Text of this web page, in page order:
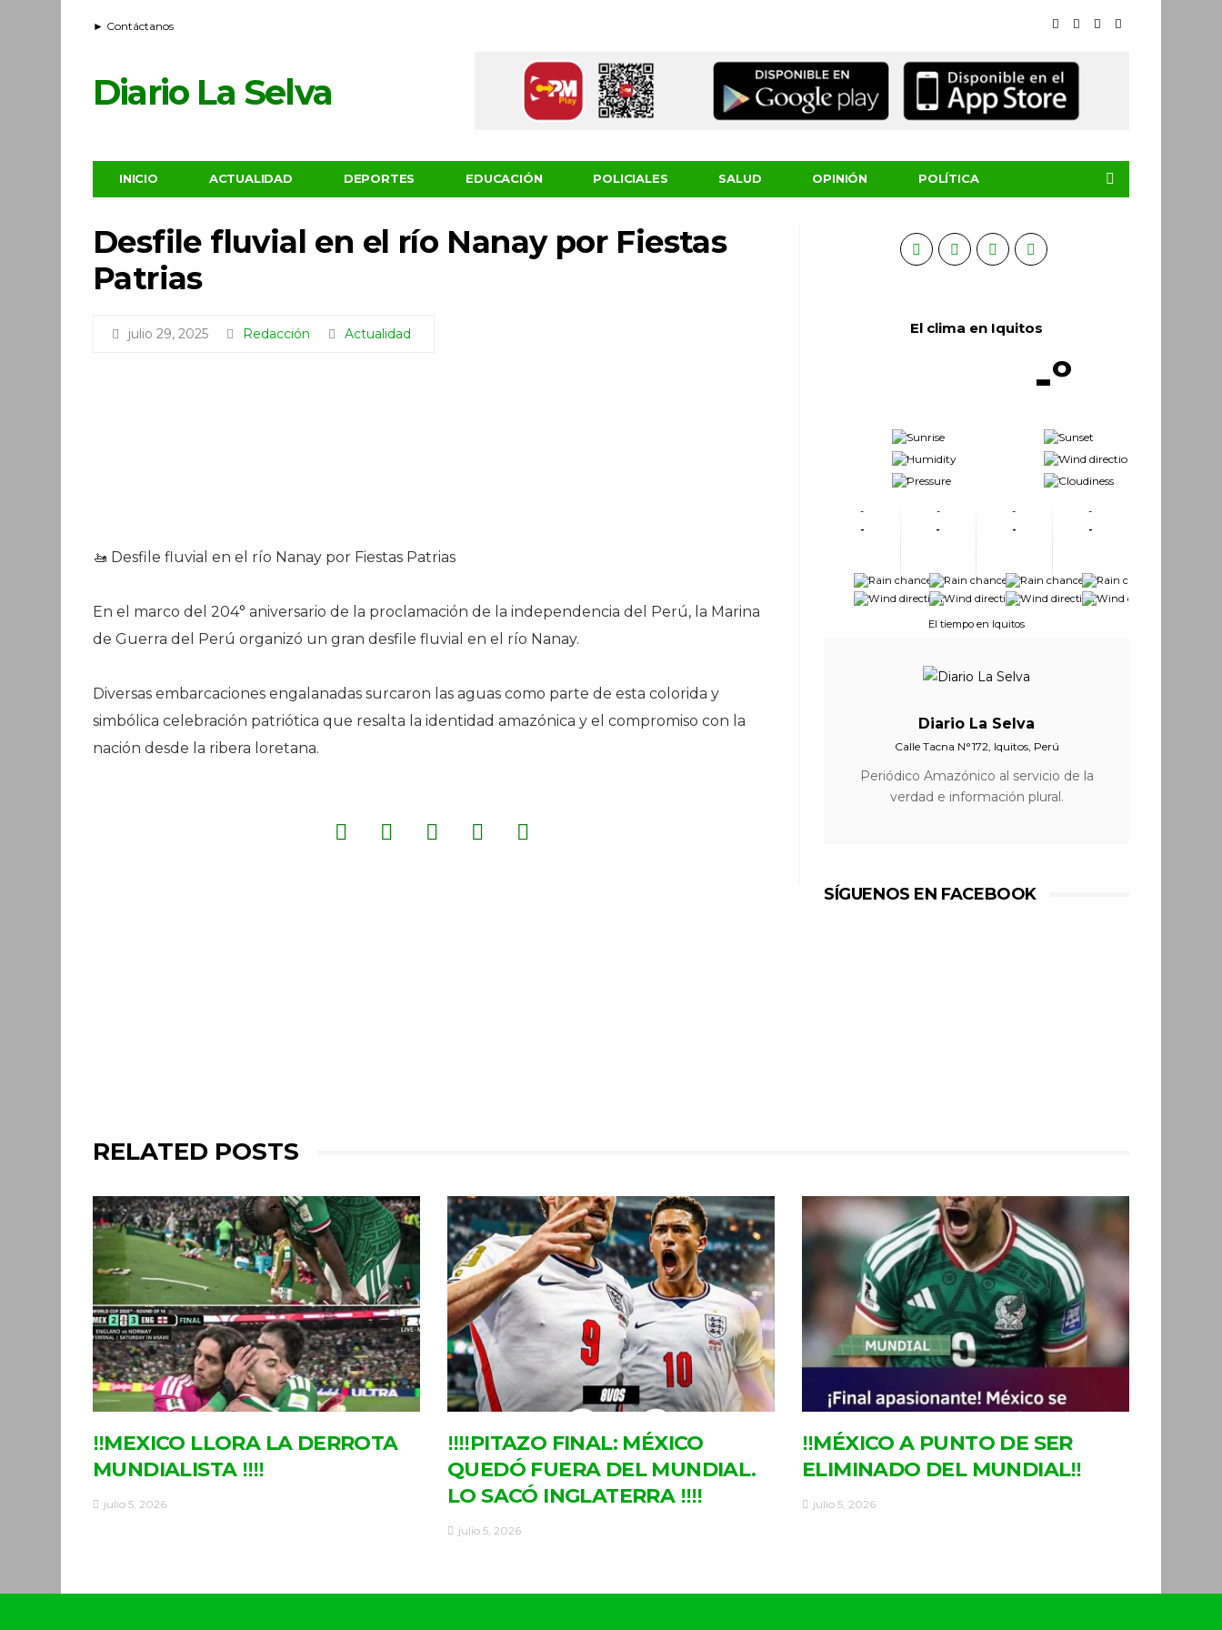
► Contáctanos
Diario La Selva
INICIO ACTUALIDAD DEPORTES EDUCACIÓN POLICIALES SALUD OPINIÓN POLÍTICA
Desfile fluvial en el río Nanay por Fiestas
Patrias
julio 29, 2025 Redacción Actualidad
🚤 Desfile fluvial en el río Nanay por Fiestas Patrias
En el marco del 204° aniversario de la proclamación de la independencia del Perú, la Marina
de Guerra del Perú organizó un gran desfile fluvial en el río Nanay.
Diversas embarcaciones engalanadas surcaron las aguas como parte de esta colorida y
simbólica celebración patriótica que resalta la identidad amazónica y el compromiso con la
nación desde la ribera loretana.
El clima en Iquitos
-º
-
-
-
-
-
-
-
-
-
-
-
-
-
-
-
-
-
-
-
-
-
-
El tiempo en Iquitos
Diario La Selva
Calle Tacna N°172, Iquitos, Perú
Periódico Amazónico al servicio de la
verdad e información plural.
SÍGUENOS EN FACEBOOK
RELATED POSTS
‼MEXICO LLORA LA DERROTA
MUNDIALISTA ‼‼
julio 5, 2026
‼‼PITAZO FINAL: MÉXICO
QUEDÓ FUERA DEL MUNDIAL.
LO SACÓ INGLATERRA ‼‼
julio 5, 2026
‼MÉXICO A PUNTO DE SER
ELIMINADO DEL MUNDIAL‼
julio 5, 2026